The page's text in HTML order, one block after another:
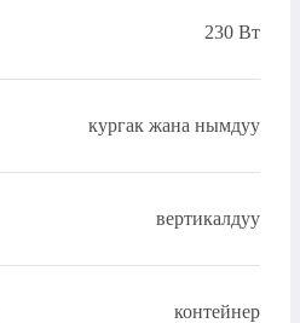
230 Вт
кургак жана нымдуу
вертикалдуу
контейнер